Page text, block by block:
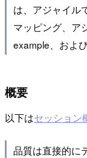
は、アジャイル
マッピング、ア
example、およ
概要
以下はセッション
品質は直接的に